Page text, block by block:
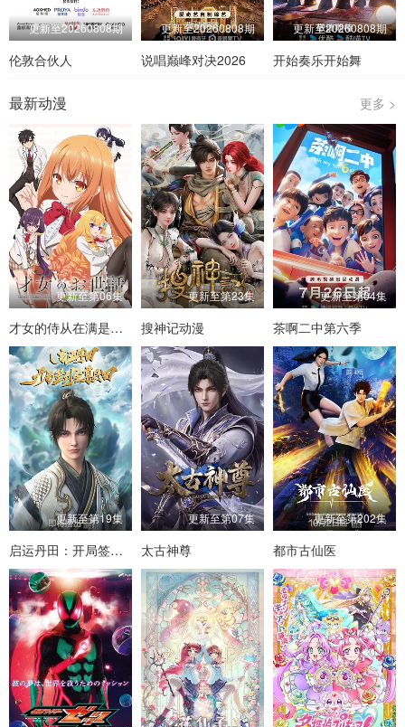
更新至20260808期
伦敦合伙人
更新至20260808期
说唱巅峰对决2026
更新至20260808期
开始奏乐开始舞
更多 >
最新动漫
更新至第06集
才女的侍从在满是高岭之花的贵族学校暗中照顾（毫无生活自理能力的）学院第一大小姐
更新至第23集
搜神记动漫
更新至第04集
茶啊二中第六季
更新至第19集
启运丹田：开局签到至尊丹田
更新至第07集
太古神尊
更新至第202集
都市古仙医